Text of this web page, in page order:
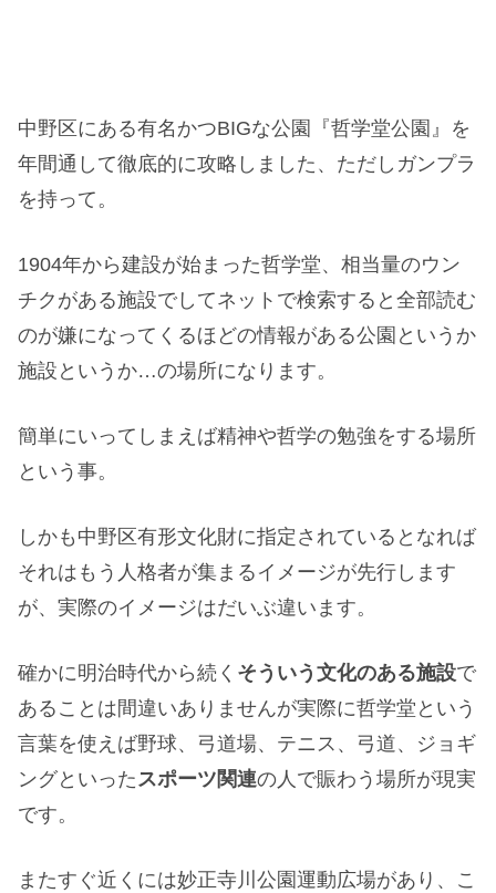
中野区にある有名かつBIGな公園『哲学堂公園』を
年間通して徹底的に攻略しました、ただしガンプラ
を持って。
1904年から建設が始まった哲学堂、相当量のウン
チクがある施設でしてネットで検索すると全部読む
のが嫌になってくるほどの情報がある公園というか
施設というか…の場所になります。
簡単にいってしまえば精神や哲学の勉強をする場所
という事。
しかも中野区有形文化財に指定されているとなれば
それはもう人格者が集まるイメージが先行します
が、実際のイメージはだいぶ違います。
確かに明治時代から続く そういう文化のある施設で
あることは間違いありませんが実際に哲学堂という
言葉を使えば野球、弓道場、テニス、弓道、ジョギ
ングといったスポーツ関連の人で賑わう場所が現実
です。
またすぐ近くには妙正寺川公園運動広場があり、こ